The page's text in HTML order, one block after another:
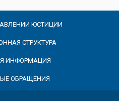
ЮСТИЦИИ
СТРУКТУРА
ИНФОРМАЦИЯ
ОБРАЩЕНИЯ